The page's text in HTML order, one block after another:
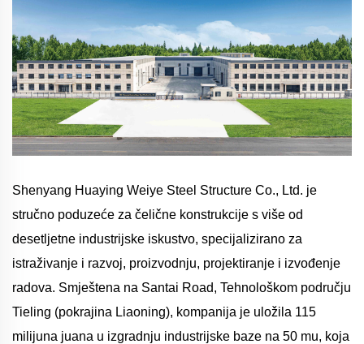
Shenyang Huaying Weiye Steel Structure Co., Ltd. je
stručno poduzeće za čelične konstrukcije s više od
desetljetne industrijske iskustvo, specijalizirano za
istraživanje i razvoj, proizvodnju, projektiranje i izvođenje
radova. Smještena na Santai Road, Tehnološkom području
Tieling (pokrajina Liaoning), kompanija je uložila 115
milijuna juana u izgradnju industrijske baze na 50 mu, koja